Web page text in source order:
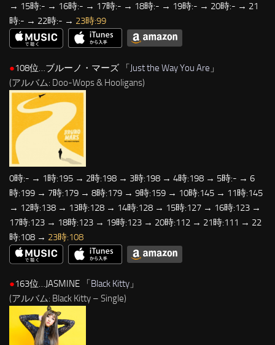
→ 15時:- → 16時:- → 17時:- → 18時:- → 19時:- → 20時:- → 21
時:- → 22時:- → 23時:99
●108位…ブルーノ・マーズ 「Just the Way You Are 」
(アルバム: Doo-Wops & Hooligans)
0時:- → 1時:195 → 2時:198 → 3時:198 → 4時:198 → 5時:- → 6
時:199 → 7時:179 → 8時:179 → 9時:159 → 10時:145 → 11時:145
→ 12時:138 → 13時:128 → 14時:128 → 15時:127 → 16時:123 →
17時:123 → 18時:123 → 19時:123 → 20時:112 → 21時:111 → 22
時:108 → 23時:108
●163位…JASMINE 「Black Kitty 」
(アルバム: Black Kitty – Single)